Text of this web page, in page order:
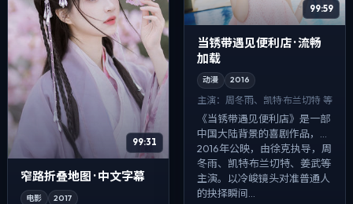
99:31
窄路折叠地图 · 中文字幕
电影 2017
99:59
当锈带遇见便利店 · 流畅
加载
动漫 2016
主演： 周冬雨、凯特·布兰切特 等
《当锈带遇见便利店》是一部
中国大陆背景的喜剧作品，
2016年公映，由徐克执导，周
冬雨、凯特·布兰切特、姜武等
主演。以冷峻镜头对准普通人
的抉择瞬间...